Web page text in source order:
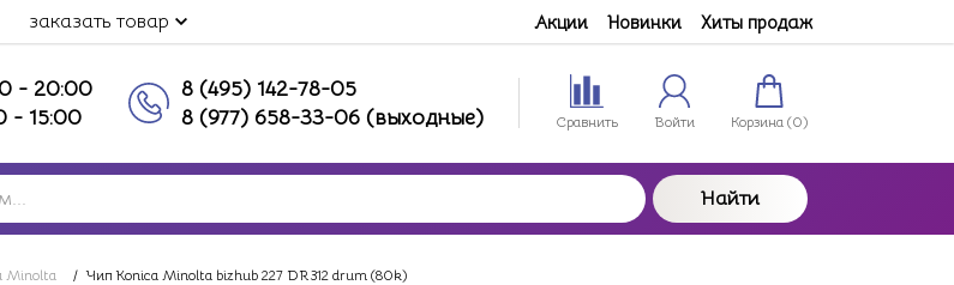
заказать товар Акции Новинки Хиты продаж
- 20:00
- 15:00
8 (495) 142-78-05
8 (977) 658-33-06 (выходные)
Сравнить Войти Корзина (0)
Найти
Minolta / Чип Konica Minolta bizhub 227 DR312 drum (80k)